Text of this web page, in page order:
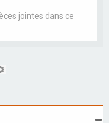
jointes dans ce
e